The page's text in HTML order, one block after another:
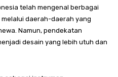
telah mengenal berbagai
daerah-daerah yang
Namun, pendekatan
desain yang lebih utuh dan